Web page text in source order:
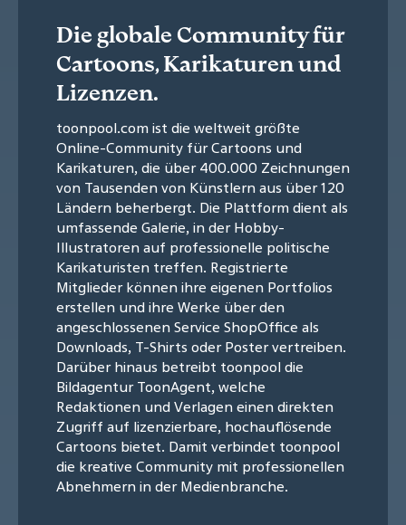
Die globale Community für
Cartoons, Karikaturen und
Lizenzen.
toonpool.com ist die weltweit größte
Online-Community für Cartoons und
Karikaturen, die über 400.000 Zeichnungen
von Tausenden von Künstlern aus über 120
Ländern beherbergt. Die Plattform dient als
umfassende Galerie, in der Hobby-
Illustratoren auf professionelle politische
Karikaturisten treffen. Registrierte
Mitglieder können ihre eigenen Portfolios
erstellen und ihre Werke über den
angeschlossenen Service ShopOffice als
Downloads, T-Shirts oder Poster vertreiben.
Darüber hinaus betreibt toonpool die
Bildagentur ToonAgent, welche
Redaktionen und Verlagen einen direkten
Zugriff auf lizenzierbare, hochauflösende
Cartoons bietet. Damit verbindet toonpool
die kreative Community mit professionellen
Abnehmern in der Medienbranche.